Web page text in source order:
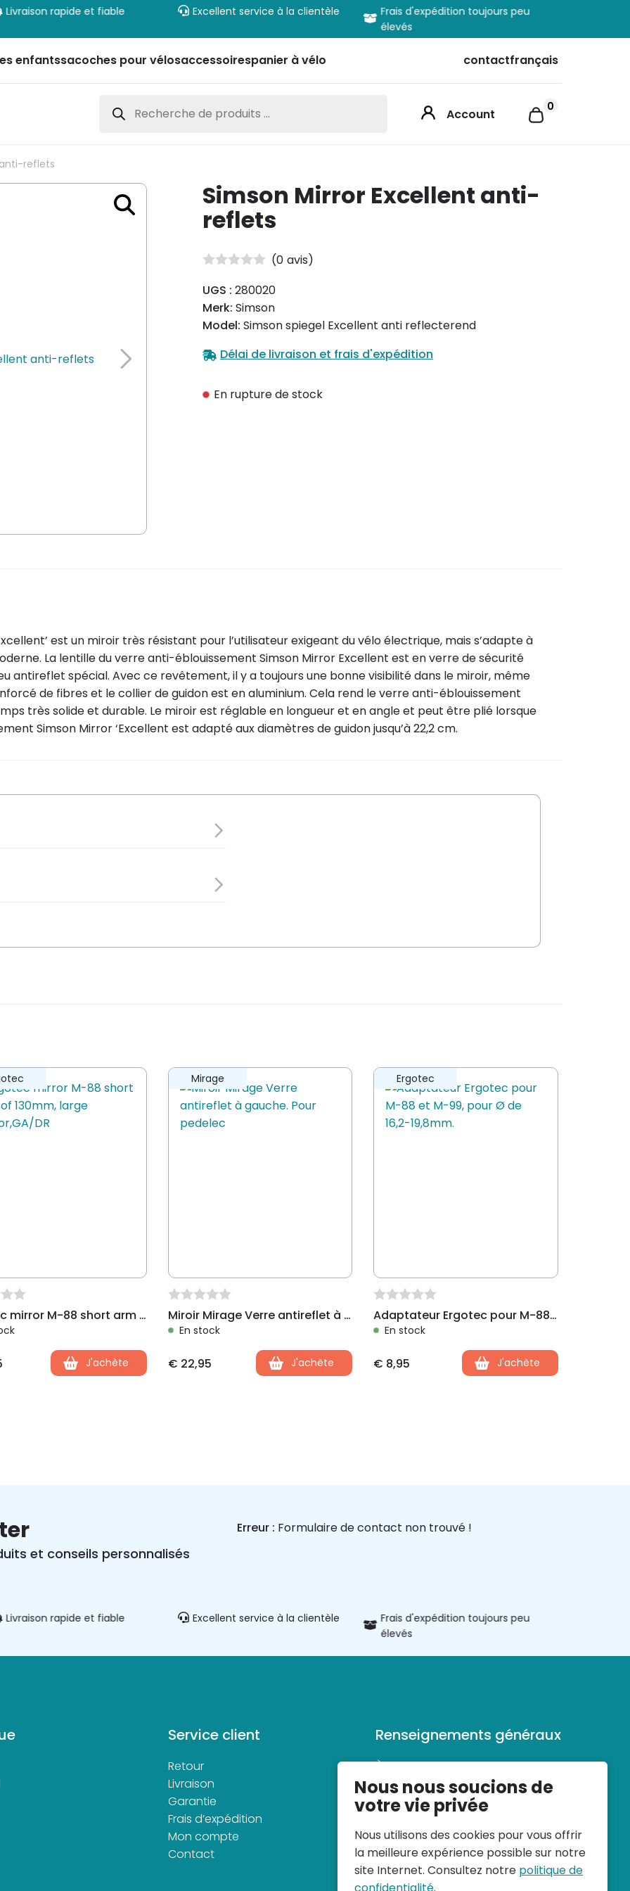
Livraison rapide et fiable Excellent service à la clientèle
Frais d'expédition toujours peu
élevés
enfantssacoches pour vélosaccessoirespanier à vélo contactfrançais
produits Account 0
reflets
Simson Mirror Excellent anti-
reflets
(0 avis)
UGS : 280020
Merk: Simson
Model: Simson spiegel Excellent anti reflecterend
Délai de livraison et frais d'expédition
En rupture de stock
est un miroir très résistant pour l’utilisateur exigeant du vélo électrique, mais s’adapte à
La lentille du verre anti-éblouissement Simson Mirror Excellent est en verre de sécurité
antireflet spécial. Avec ce revêtement, il y a toujours une bonne visibilité dans le miroir, même
de fibres et le collier de guidon est en aluminium. Cela rend le verre anti-éblouissement
très solide et durable. Le miroir est réglable en longueur et en angle et peut être plié lorsque
Simson Mirror ‘Excellent est adapté aux diamètres de guidon jusqu’à 22,2 cm.
un avis.
Ergotec mirror M-88 short arm of 130mm, large mirror,GA/DR
J'achète
Mirage
Miroir Mirage Verre antireflet à gauche. Pour pedelec
En stock
€ 22,95 J'achète
Ergotec
Adaptateur Ergotec pour M-88 et M-99, pour Ø de 16,2-19,8mm.
En stock
€ 8,95 J'achète
et conseils personnalisés
Erreur : Formulaire de contact non trouvé !
Livraison rapide et fiable Excellent service à la clientèle
Frais d'expédition toujours peu
élevés
Service client
Retour
Livraison
Garantie
Frais d’expédition
Mon compte
Contact
Renseignements généraux
À propos de veloconfort
Conditions générales d’utilisation
Déclaration de confidentialité
Nous nous soucions de
votre vie privée
Nous utilisons des cookies pour vous offrir
la meilleure expérience possible sur notre
site Internet. Consultez notre politique de
confidentialité.